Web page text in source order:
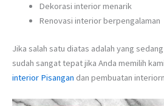
Dekorasi interior menarik
Renovasi interior berpengalaman
Jika salah satu diatas adalah yang
sudah sangat tepat jika Anda memilih
interior Pisangan dan pembuatan